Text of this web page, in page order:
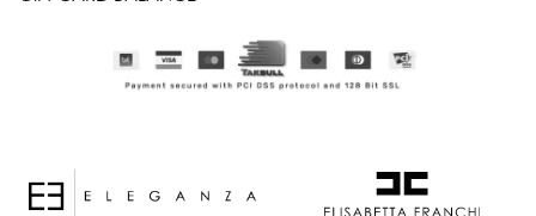
היישלום, ברוכה הבאה ל-ELEGANZA -
האם נוכל לעזור לך?